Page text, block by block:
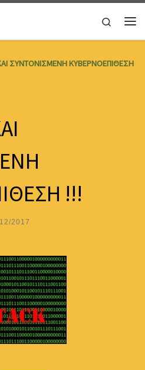
Search
ΣΥΝΤΟΝΙΣΜΕΝΗ ΚΥΒΕΡΝΟΕΠΙΘΕΣΗ
!!!
2017